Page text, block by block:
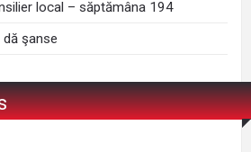
local – săptămâna 194
şanse